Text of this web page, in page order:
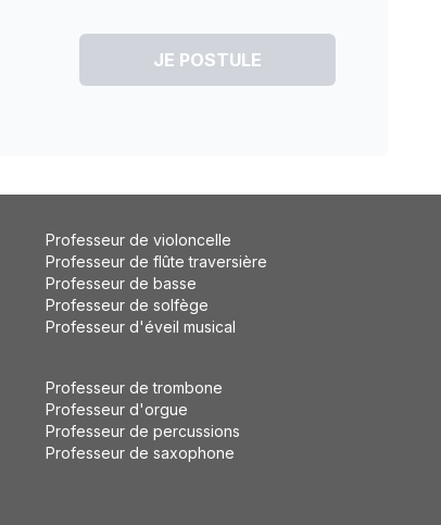
JE POSTULE
Professeur de violoncelle
Professeur de flûte traversière
Professeur de basse
Professeur de solfège
Professeur d'éveil musical
Professeur de trombone
Professeur d'orgue
Professeur de percussions
Professeur de saxophone